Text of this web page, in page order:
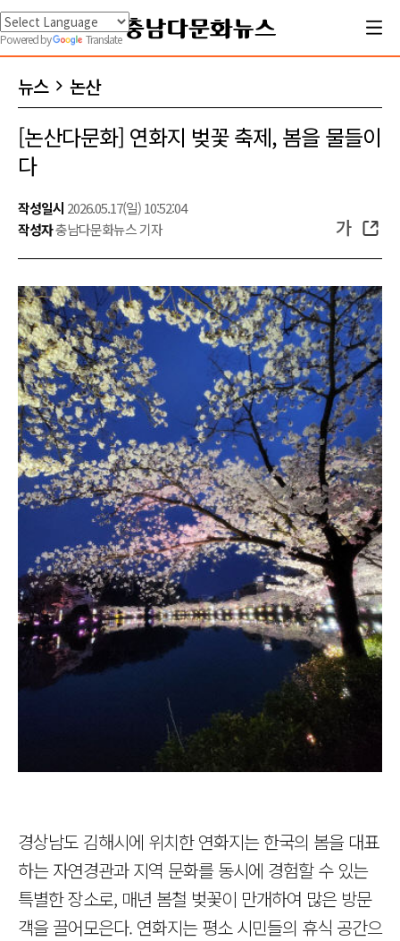
Powered by Translate
뉴스 논산
[논산다문화] 연화지 벚꽃 축제, 봄을 물들이
다
작성일시 2026.05.17(일) 10:52:04
작성자충남다문화뉴스 기자 가
경상남도 김해시에 위치한 연화지는 한국의 봄을 대표
하는 자연경관과 지역 문화를 동시에 경험할 수 있는
특별한 장소로, 매년 봄철 벚꽃이 만개하여 많은 방문
객을 끌어모은다. 연화지는 평소 시민들의 휴식 공간으